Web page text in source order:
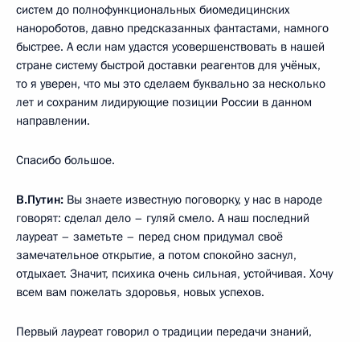
систем до полнофункциональных биомедицинских
нанороботов, давно предсказанных фантастами, намного
быстрее. А если нам удастся усовершенствовать в нашей
стране систему быстрой доставки реагентов для учёных,
то я уверен, что мы это сделаем буквально за несколько
лет и сохраним лидирующие позиции России в данном
направлении.
Спасибо большое.
В.Путин: Вы знаете известную поговорку, у нас в народе
говорят: сделал дело – гуляй смело. А наш последний
лауреат – заметьте – перед сном придумал своё
замечательное открытие, а потом спокойно заснул,
отдыхает. Значит, психика очень сильная, устойчивая. Хочу
всем вам пожелать здоровья, новых успехов.
Первый лауреат говорил о традиции передачи знаний,